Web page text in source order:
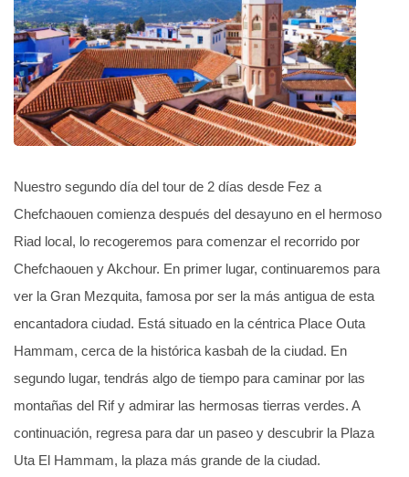
Nuestro segundo día del tour de 2 días desde Fez a
Chefchaouen comienza después del desayuno en el hermoso
Riad local, lo recogeremos para comenzar el recorrido por
Chefchaouen y Akchour. En primer lugar, continuaremos para
ver la Gran Mezquita, famosa por ser la más antigua de esta
encantadora ciudad. Está situado en la céntrica Place Outa
Hammam, cerca de la histórica kasbah de la ciudad. En
segundo lugar, tendrás algo de tiempo para caminar por las
montañas del Rif y admirar las hermosas tierras verdes. A
continuación, regresa para dar un paseo y descubrir la Plaza
Uta El Hammam, la plaza más grande de la ciudad.